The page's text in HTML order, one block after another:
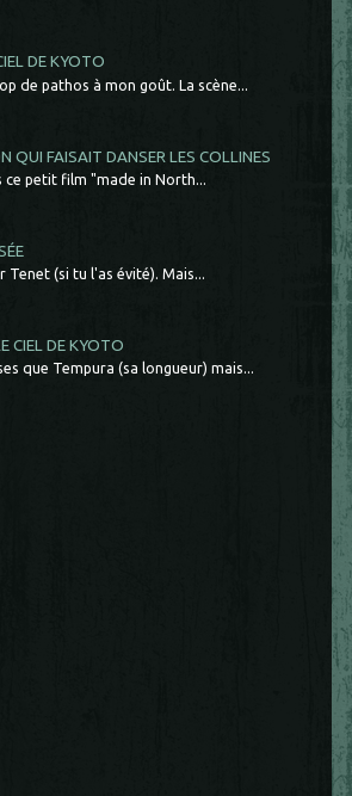
DE KYOTO
de pathos à mon goût. La scène...
QUI FAISAIT DANSER LES COLLINES
ce petit film "made in North...
Tenet (si tu l'as évité). Mais...
CIEL DE KYOTO
que Tempura (sa longueur) mais...